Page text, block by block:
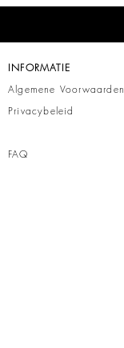
INFORMATIE
Algemene Voorwaarden
Privacybeleid
FAQ